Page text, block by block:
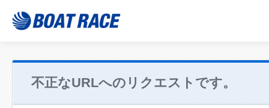
不正なURLへのリクエストです。